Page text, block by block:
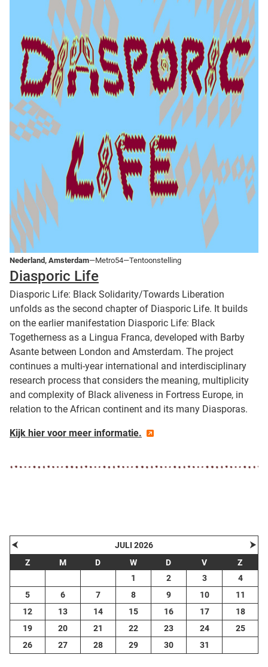
Nederland, Amsterdam—Metro54—Tentoonstelling
Diasporic Life
Diasporic Life: Black Solidarity/Towards Liberation
unfolds as the second chapter of Diasporic Life. It builds
on the earlier manifestation Diasporic Life: Black
Togetherness as a Lingua Franca, developed with Barby
Asante between London and Amsterdam. The project
continues a multi-year international and interdisciplinary
research process that considers the meaning, multiplicity
and complexity of Black aliveness in Fortress Europe, in
relation to the African continent and its many Diasporas.
Kijk hier voor meer informatie.
⮜ JULI 2026 ⮞
Z M D W D V
Z
1
2 3
4
5
6 7 8 9 10
11
12
13 14 15 16 17
18
19
20 21 22 23 24
25
26
27 28 29 30 31